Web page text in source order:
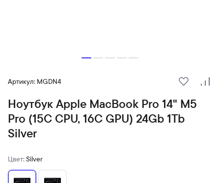
Артикул: MGDN4
В
Ноутбук Apple MacBook Pro 14" M5
Pro (15C CPU, 16C GPU) 24Gb 1Tb
Silver
Цвет: Silver